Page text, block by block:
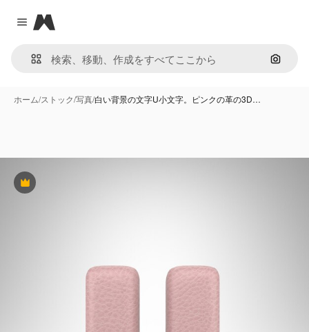
Close menu
Magnific
画像で
ホーム/ストック/写真/白い背景の文字U小文字。ピンクの革の3D…
Premium